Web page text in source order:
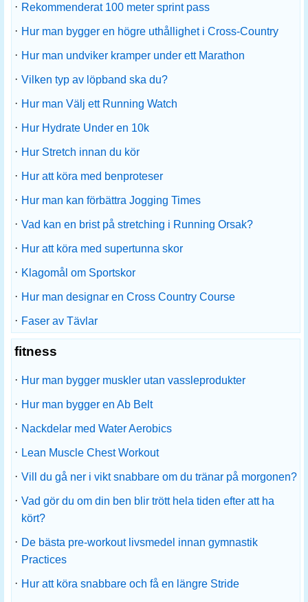
· Rekommenderat 100 meter sprint pass
· Hur man bygger en högre uthållighet i Cross-Country
· Hur man undviker kramper under ett Marathon
· Vilken typ av löpband ska du?
· Hur man Välj ett Running Watch
· Hur Hydrate Under en 10k
· Hur Stretch innan du kör
· Hur att köra med benproteser
· Hur man kan förbättra Jogging Times
· Vad kan en brist på stretching i Running Orsak?
· Hur att köra med supertunna skor
· Klagomål om Sportskor
· Hur man designar en Cross Country Course
· Faser av Tävlar
fitness
· Hur man bygger muskler utan vassleprodukter
· Hur man bygger en Ab Belt
· Nackdelar med Water Aerobics
· Lean Muscle Chest Workout
· Vill du gå ner i vikt snabbare om du tränar på morgonen?
· Vad gör du om din ben blir trött hela tiden efter att ha
kört?
· De bästa pre-workout livsmedel innan gymnastik
Practices
· Hur att köra snabbare och få en längre Stride